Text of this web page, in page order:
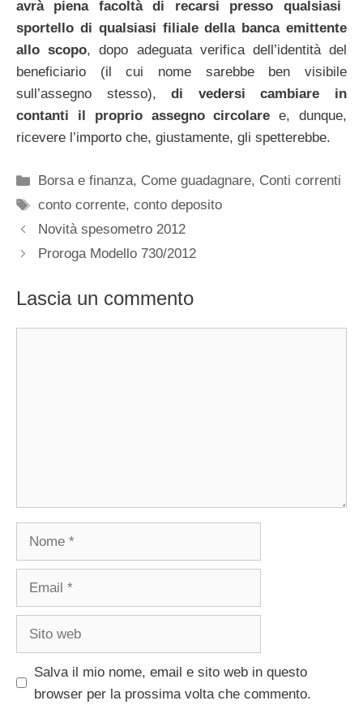
avrà piena facoltà di recarsi presso qualsiasi
sportello di qualsiasi filiale della banca emittente
allo scopo, dopo adeguata verifica dell’identità del
beneficiario (il cui nome sarebbe ben visibile
sull’assegno stesso),di vedersi cambiare in
contanti il proprio assegno circolaree, dunque,
ricevere l’importo che, giustamente, gli spetterebbe.
Categorie
Borsa e finanza, Come guadagnare, Conti correnti
Tag
conto corrente,conto deposito
Novità spesometro 2012
Proroga Modello 730/2012
Lascia un commento
Nome
Email
Sito
Salva il mio nome, email e sito web in questo
browser per la prossima volta che commento.